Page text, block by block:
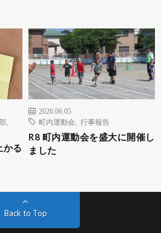
かる
2026.06.05
町内運動会
行事報告
R8 町内運動会を盛大に開催し
ました
Back to Top